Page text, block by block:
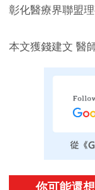
彰化醫療界聯盟
本文獲錢建文 醫